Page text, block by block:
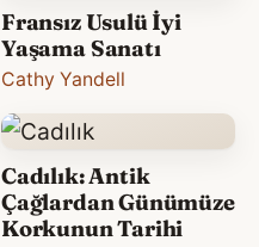
Fransız Usulü İyi
Yaşama Sanatı
Cathy Yandell
Cadılık: Antik
Çağlardan Günümüze
Korkunun Tarihi